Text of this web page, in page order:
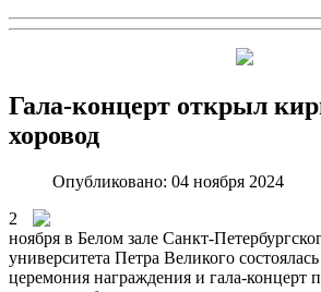
Гала-концерт открыл
хоровод
Опубликовано: 04 ноября 2024
2
ноября в Белом зале Санкт-
университета Петра Великого
церемония награждения и гала-концерт